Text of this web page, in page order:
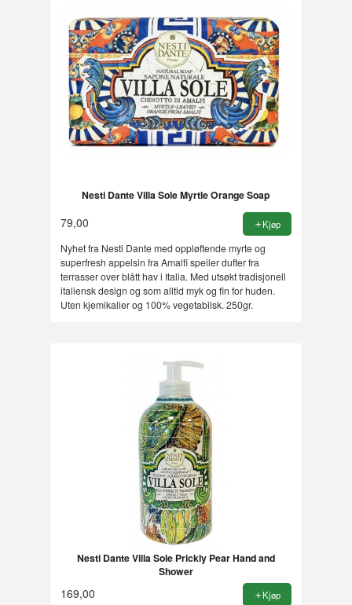
Nesti Dante Villa Sole Myrtle Orange Soap
79,00 Kjøp
Nyhet fra Nesti Dante med oppløftende myrte og
superfresh appelsin fra Amalfi speiler dufter fra
terrasser over blått hav i Italia. Med utsøkt tradisjonell
italiensk design og som alltid myk og fin for huden.
Uten kjemikalier og 100% vegetabilsk. 250gr.
Nesti Dante Villa Sole Prickly Pear Hand and
Shower
169,00 Kjøp